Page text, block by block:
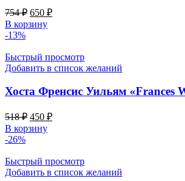
754₽ Первоначальная
цена
составляла
650 ₽Текущая
В корзину
-13%
Быстрый просмотр
Добавить в список желаний
Хоста Френсис Уильям «Frances
518₽ Первоначальная
цена
составляла
450 ₽Текущая
В корзину
-26%
Быстрый просмотр
Добавить в список желаний